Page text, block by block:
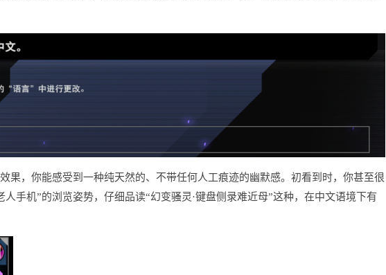
果，你能感受到一种纯天然的、不带任何人工痕迹的幽默感。初看到时，你甚至很
手机”的浏览姿势，仔细品读“幻变骚灵·键盘侧录难近母”这种，在中文语境下有